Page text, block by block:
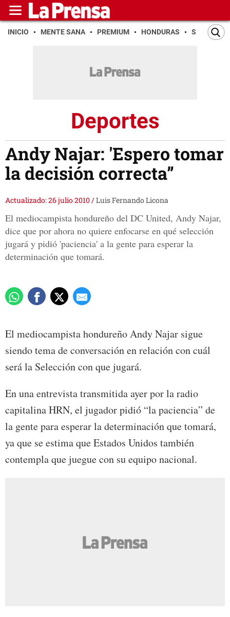
INICIO MENTE SANA PREMIUM HONDURAS SAN PEDRO
Deportes
Andy Najar: 'Espero tomar
la decisión correcta”
Actualizado: 26 julio 2010/Luis Fernando Licona
El mediocampista hondureño del DC United, Andy Najar,
dice que por ahora no quiere enfocarse en qué selección
jugará y pidió 'paciencia' a la gente para esperar la
determinación que tomará.
El mediocampista hondureño Andy Najar sigue
siendo tema de conversación en relación con cuál
será la Selección con que jugará.
En una entrevista transmitida ayer por la radio
capitalina HRN, el jugador pidió “la paciencia” de
la gente para esperar la determinación que tomará,
ya que se estima que Estados Unidos también
contempla que juegue con su equipo nacional.